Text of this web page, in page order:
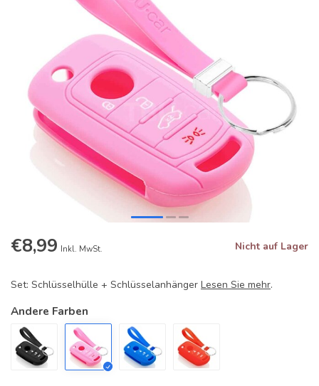
€8,99 Inkl. MwSt. Nicht auf Lager
Set: Schlüsselhülle + Schlüsselanhänger Lesen Sie mehr.
Andere Farben